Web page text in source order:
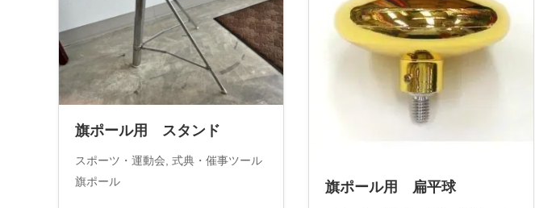
旗ポール用 スタンド
スポーツ・運動会, 式典・催事ツール
旗ポール
旗ポール用 扁平球